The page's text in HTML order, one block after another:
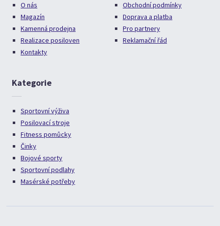
O nás
Magazín
Kamenná prodejna
Realizace posiloven
Kontakty
Obchodní podmínky
Doprava a platba
Pro partnery
Reklamační řád
Kategorie
Sportovní výživa
Posilovací stroje
Fitness pomůcky
Činky
Bojové sporty
Sportovní podlahy
Masérské potřeby